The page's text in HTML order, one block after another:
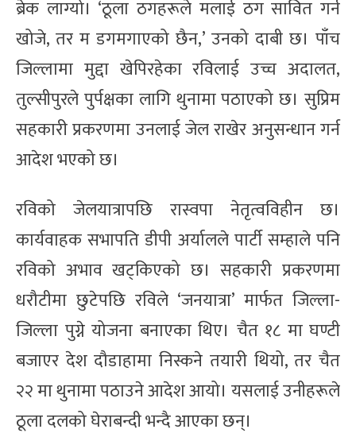
ब्रेक लाग्यो। ‘ठूला ठगहरूले मलाई ठग सावित गर्न
खोजे, तर म डगमगाएको छैन,’ उनको दाबी छ। पाँच
जिल्लामा मुद्दा खेपिरहेका रविलाई उच्च अदालत,
तुल्सीपुरले पुर्पक्षका लागि थुनामा पठाएको छ। सुप्रिम
सहकारी प्रकरणमा उनलाई जेल राखेर अनुसन्धान गर्न
आदेश भएको छ।
रविको जेलयात्रापछि रास्वपा नेतृत्वविहीन छ।
कार्यवाहक सभापति डीपी अर्यालले पार्टी सम्हाले पनि
रविको अभाव खट्किएको छ। सहकारी प्रकरणमा
धरौटीमा छुटेपछि रविले ‘जनयात्रा’ मार्फत जिल्ला-
जिल्ला पुग्ने योजना बनाएका थिए। चैत १८ मा घण्टी
बजाएर देश दौडाहामा निस्कने तयारी थियो, तर चैत
२२ मा थुनामा पठाउने आदेश आयो। यसलाई उनीहरूले
ठूला दलको घेराबन्दी भन्दै आएका छन्।